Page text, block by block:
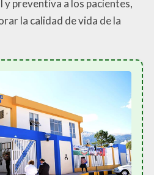
preventiva a los pacientes,
la calidad de vida de la